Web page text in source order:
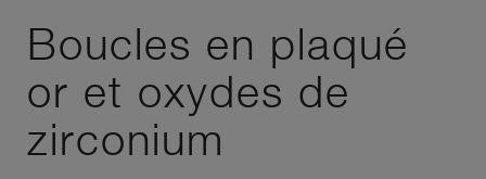
Boucles en plaqué
or et oxydes de
zirconium